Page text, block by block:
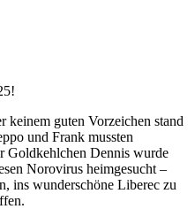
keinem guten Vorzeichen stand
und Frank mussten
Goldkehlchen Dennis wurde
Norovirus heimgesucht –
ins wunderschöne Liberec zu